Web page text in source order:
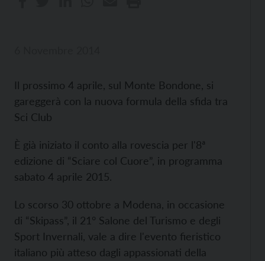
Il prossimo 4 aprile, sul Monte Bondone, si
gareggerà con la nuova formula della sfida tra
Sci Club
È già iniziato il conto alla rovescia per l'8ª
edizione di “Sciare col Cuore”, in programma
sabato 4 aprile 2015.
Lo scorso 30 ottobre a Modena, in occasione
di “Skipass”, il 21° Salone del Turismo e degli
Sport Invernali, vale a dire l'evento fieristico
italiano più atteso dagli appassionati della